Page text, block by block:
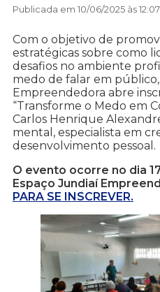
Publicada em 10/06/2025 às 12:07
Com o objetivo de
estratégicas sobre como
desafios no ambiente
medo de falar em
Empreendedora abre
“Transforme o Medo em
Carlos Henrique
mental, especialista em
desenvolvimento pessoal.
O evento ocorre no dia
Espaço Jundiaí
PARA SE INSCREVER.